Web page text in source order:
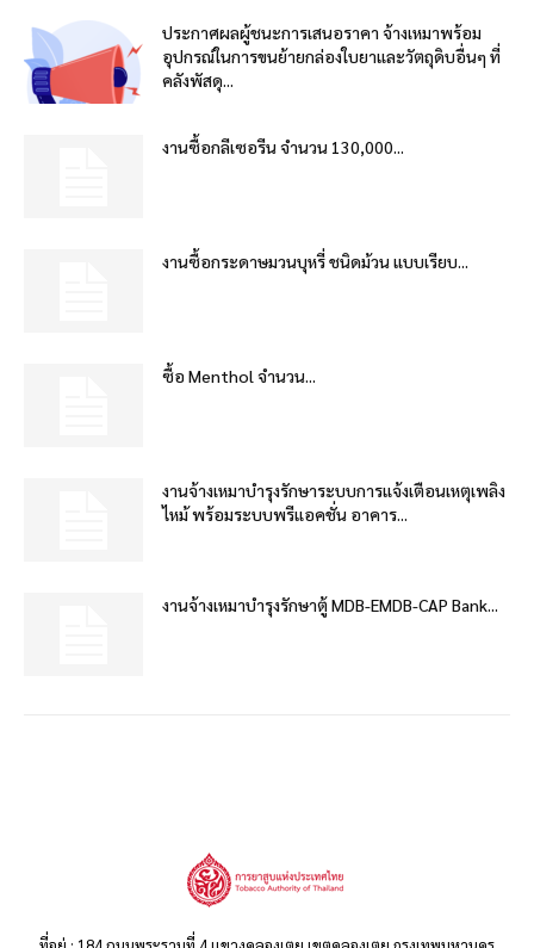
ประกาศผลผู้ชนะการเสนอราคา จ้างเหมาพร้อม
อุปกรณ์ในการขนย้ายกล่องใบยาและวัตถุดิบอื่นๆ ที่
คลังพัสดุ...
งานซื้อกลีเซอรีน จำนวน 130,000...
งานซื้อกระดาษมวนบุหรี่ ชนิดม้วน แบบเรียบ...
ซื้อ Menthol จำนวน...
งานจ้างเหมาบำรุงรักษาระบบการแจ้งเตือนเหตุเพลิง
ไหม้ พร้อมระบบพรีแอคชั่น อาคาร...
งานจ้างเหมาบำรุงรักษาตู้ MDB-EMDB-CAP Bank...